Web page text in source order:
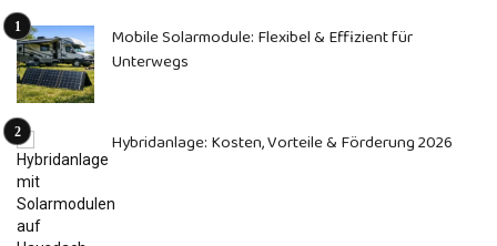
Mobile Solarmodule: Flexibel & Effizient für
Unterwegs
Hybridanlage: Kosten, Vorteile & Förderung 2026